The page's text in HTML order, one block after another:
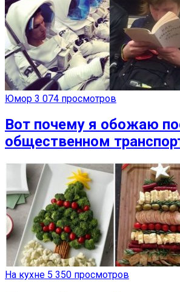
Юмор 3 074 просмотров
Вот почему я обожаю
общественном
На кухне 5 350 просмотров